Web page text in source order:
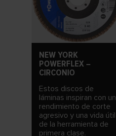
NEW YORK
POWERFLEX –
CIRCONIO
Estos discos de
láminas inspiran con un
rendimiento de corte
agresivo y una vida útil
de la herramienta de
primera clase.